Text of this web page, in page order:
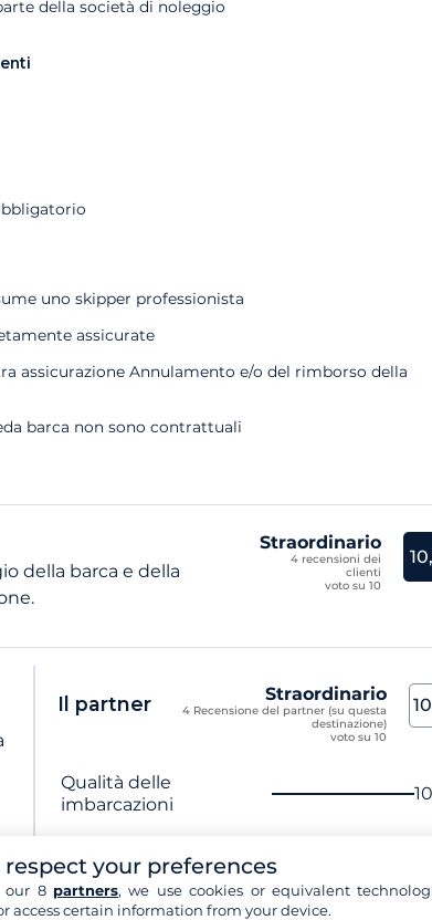
della società di noleggio
uno skipper professionista
assicurate
assicurazione Annulamento e/o del rimborso della
barca non sono contrattuali
della barca e della
Straordinario
4 recensioni dei
clienti
voto su 10
Il partner Straordinario
4 Recensione del partner (su questa
destinazione)
voto su 10
Nome del criterio
Qualità delle
imbarcazioni
informazioni
respect your preferences
our 8 partners, we use cookies or equivalent
access certain information from your device.